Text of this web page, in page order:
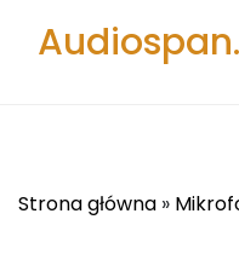
Strona główna »